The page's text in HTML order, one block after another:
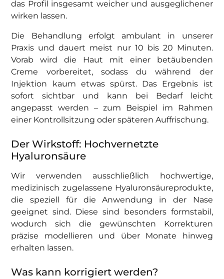
das Profil insgesamt weicher und ausgeglichener
wirken lassen.
Die Behandlung erfolgt ambulant in unserer
Praxis und dauert meist nur 10 bis 20 Minuten.
Vorab wird die Haut mit einer betäubenden
Creme vorbereitet, sodass du während der
Injektion kaum etwas spürst. Das Ergebnis ist
sofort sichtbar und kann bei Bedarf leicht
angepasst werden – zum Beispiel im Rahmen
einer Kontrollsitzung oder späteren Auffrischung.
Der Wirkstoff: Hochvernetzte
Hyaluronsäure
Wir verwenden ausschließlich hochwertige,
medizinisch zugelassene Hyaluronsäureprodukte,
die speziell für die Anwendung in der Nase
geeignet sind. Diese sind besonders formstabil,
wodurch sich die gewünschten Korrekturen
präzise modellieren und über Monate hinweg
erhalten lassen.
Was kann korrigiert werden?